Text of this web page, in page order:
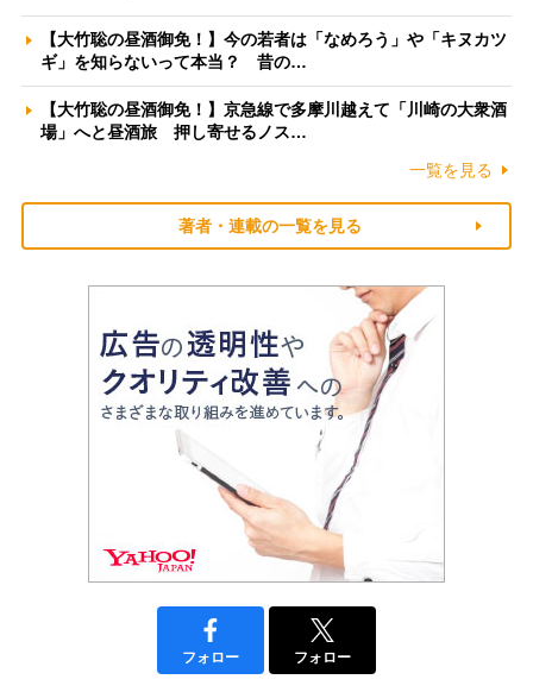
【大竹聡の昼酒御免！】今の若者は「なめろう」や「キヌカツ
ギ」を知らないって本当？ 昔の…
【大竹聡の昼酒御免！】京急線で多摩川越えて「川崎の大衆酒
場」へと昼酒旅 押し寄せるノス…
一覧を見る
著者・連載の一覧を見る
フォロー フォロー